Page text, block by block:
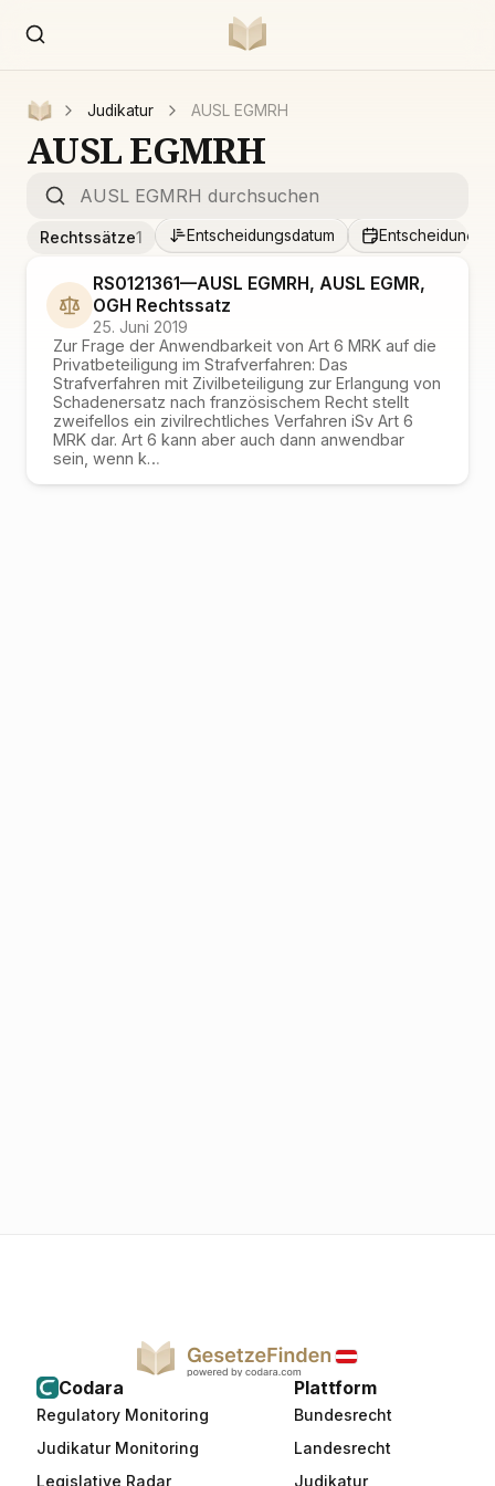
Judikatur AUSL EGMRH
AUSL EGMRH
Rechtssätze1 Entscheidungsdatum
RS0121361—AUSL EGMRH, AUSL EGMR,
OGH Rechtssatz
25. Juni 2019
Zur Frage der Anwendbarkeit von Art 6 MRK auf die
Privatbeteiligung im Strafverfahren: Das
Strafverfahren mit Zivilbeteiligung zur Erlangung von
Schadenersatz nach französischem Recht stellt
zweifellos ein zivilrechtliches Verfahren iSv Art 6
MRK dar. Art 6 kann aber auch dann anwendbar
sein, wenn k…
Codara
Regulatory Monitoring
Judikatur Monitoring
Legislative Radar
Plattform
Bundesrecht
Landesrecht
Judikatur